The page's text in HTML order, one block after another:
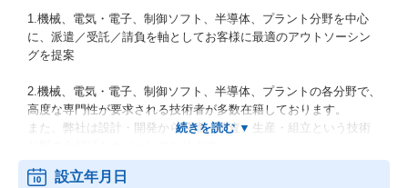
1.機械、電気・電子、制御ソフト、半導体、プラント分野を中心
に、派遣／受託／請負を軸としてお客様に最適のアウトソーシン
グを提案
2.機械、電気・電子、制御ソフト、半導体、プラントの各分野で、
高度な専門性が要求される技術者が多数在籍しております。
また、弊社は設計・開発から評価・検査、生産・組立という技術
設立年月日